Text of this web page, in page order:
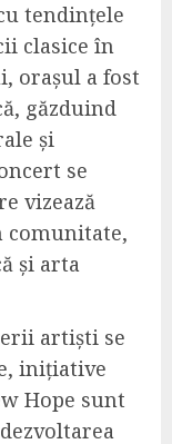
tendințele
clasice în
orașul a fost
găzduind
și
se
vizează
și arta
artiști se
inițiative
Hope sunt